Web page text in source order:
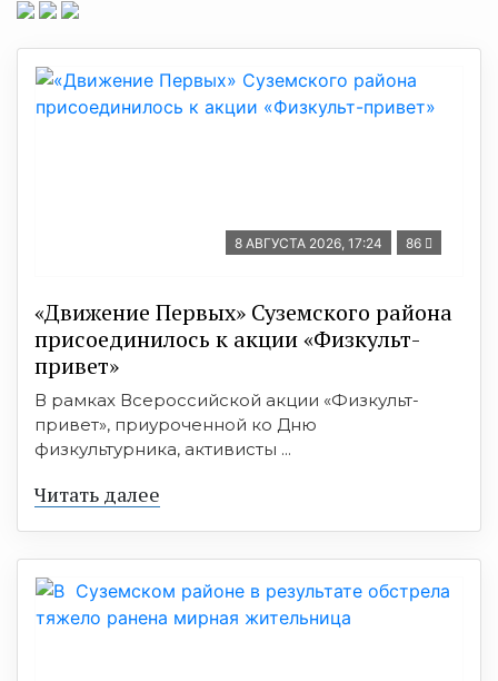
8 АВГУСТА 2026, 17:24 86
«Движение Первых» Суземского района
присоединилось к акции «Физкульт-
привет»
В рамках Всероссийской акции «Физкульт-
привет», приуроченной ко Дню
физкультурника, активисты ...
Читать далее